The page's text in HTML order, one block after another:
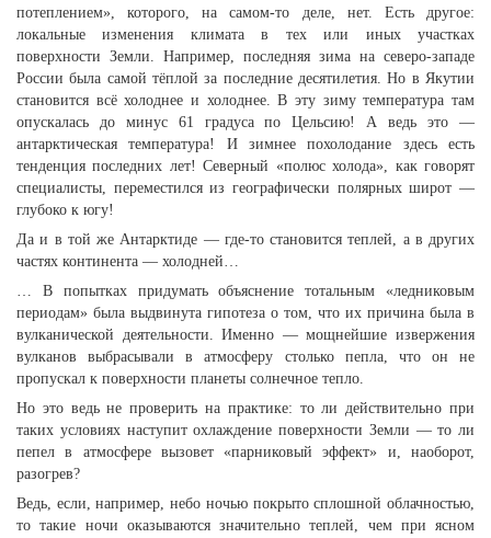
потеплением», которого, на самом-то деле, нет. Есть другое:
локальные изменения климата в тех или иных участках
поверхности Земли. Например, последняя зима на северо-западе
России была самой тёплой за последние десятилетия. Но в Якутии
становится всё холоднее и холоднее. В эту зиму температура там
опускалась до минус 61 градуса по Цельсию! А ведь это —
антарктическая температура! И зимнее похолодание здесь есть
тенденция последних лет! Северный «полюс холода», как говорят
специалисты, переместился из географически полярных широт —
глубоко к югу!
Да и в той же Антарктиде — где-то становится теплей, а в других
частях континента — холодней…
… В попытках придумать объяснение тотальным «ледниковым
периодам» была выдвинута гипотеза о том, что их причина была в
вулканической деятельности. Именно — мощнейшие извержения
вулканов выбрасывали в атмосферу столько пепла, что он не
пропускал к поверхности планеты солнечное тепло.
Но это ведь не проверить на практике: то ли действительно при
таких условиях наступит охлаждение поверхности Земли — то ли
пепел в атмосфере вызовет «парниковый эффект» и, наоборот,
разогрев?
Ведь, если, например, небо ночью покрыто сплошной облачностью,
то такие ночи оказываются значительно теплей, чем при ясном